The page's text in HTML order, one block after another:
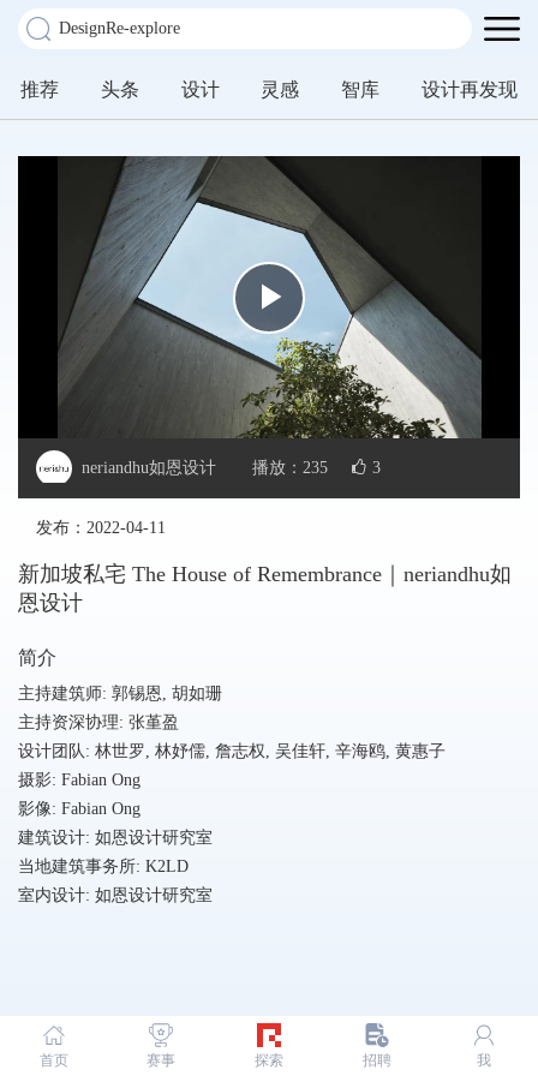
推荐 头条 设计 灵感 智库 设计再发现
Play
Video
neriandhu如恩设计 播放： 235 3
发布： 2022-04-11
新加坡私宅 The House of Remembrance｜neriandhu如
恩设计
简介
主持建筑师: 郭锡恩, 胡如珊
主持资深协理: 张堇盈
设计团队: 林世罗, 林妤儒, 詹志权, 吴佳轩, 辛海鸥, 黄惠子
摄影: Fabian Ong
影像: Fabian Ong
建筑设计: 如恩设计研究室
当地建筑事务所: K2LD
室内设计: 如恩设计研究室
首页 赛事 探索 招聘 我